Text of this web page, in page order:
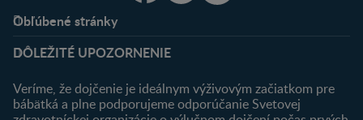
Obľúbené stránky
Výhody členstva
Môj účet
Registrácia
DÔLEŽITÉ UPOZORNENIE
Veríme, že dojčenie je ideálnym výživovým začiatkom pre
bábätká a plne podporujeme odporúčanie Svetovej